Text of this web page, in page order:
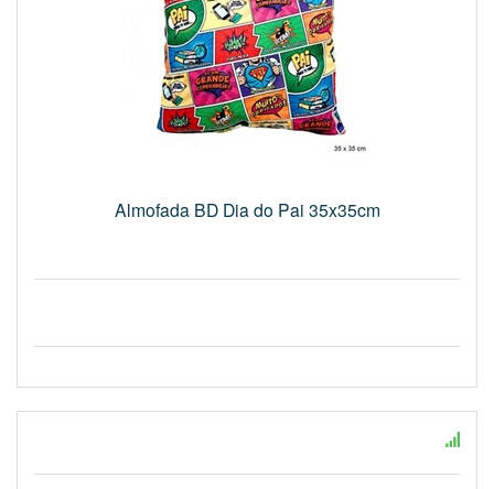
Almofada BD Dia do Pai 35x35cm